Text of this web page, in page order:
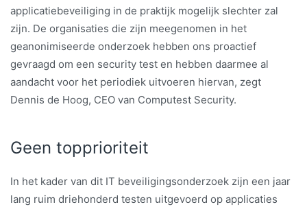
applicatiebeveiliging in de praktijk mogelijk slechter zal
zijn. De organisaties die zijn meegenomen in het
geanonimiseerde onderzoek hebben ons proactief
gevraagd om een security test en hebben daarmee al
aandacht voor het periodiek uitvoeren hiervan, zegt
Dennis de Hoog, CEO van Computest Security.
Geen topprioriteit
In het kader van dit IT beveiligingsonderzoek zijn een jaar
lang ruim driehonderd testen uitgevoerd op applicaties